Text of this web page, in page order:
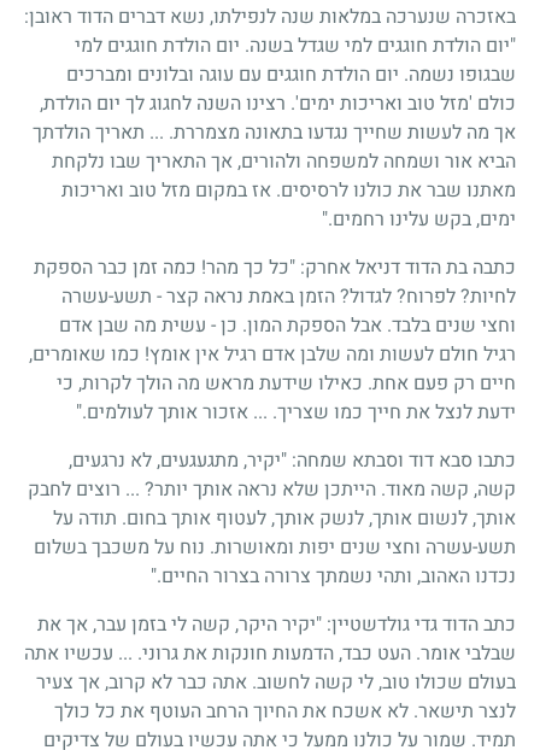
באזכרה שנערכה במלאות שנה לנפילתו, נשא דברים הדוד ראובן:
"יום הולדת חוגגים למי שגדל בשנה. יום הולדת חוגגים למי
שבגופו נשמה. יום הולדת חוגגים עם עוגה ובלונים ומברכים
כולם 'מזל טוב ואריכות ימים'. רצינו השנה לחגוג לך יום הולדת,
אך מה לעשות שחייך נגדעו בתאונה מצמררת. ... תאריך הולדתך
הביא אור ושמחה למשפחה ולהורים, אך התאריך שבו נלקחת
מאתנו שבר את כולנו לרסיסים. אז במקום מזל טוב ואריכות
ימים, בקש עלינו רחמים."
כתבה בת הדוד דניאל אחרק: "כל כך מהר! כמה זמן כבר הספקת
לחיות? לפרוח? לגדול? הזמן באמת נראה קצר - תשע-עשרה
וחצי שנים בלבד. אבל הספקת המון. כן - עשית מה שבן אדם
רגיל חולם לעשות ומה שלבן אדם רגיל אין אומץ! כמו שאומרים,
חיים רק פעם אחת. כאילו שידעת מראש מה הולך לקרות, כי
ידעת לנצל את חייך כמו שצריך. ... אזכור אותך לעולמים."
כתבו סבא דוד וסבתא שמחה: "יקיר, מתגעגעים, לא נרגעים,
קשה, קשה מאוד. הייתכן שלא נראה אותך יותר? ... רוצים לחבק
אותך, לנשום אותך, לנשק אותך, לעטוף אותך בחום. תודה על
תשע-עשרה וחצי שנים יפות ומאושרות. נוח על משכבך בשלום
נכדנו האהוב, ותהי נשמתך צרורה בצרור החיים."
כתב הדוד גדי גולדשטיין: "יקיר היקר, קשה לי בזמן עבר, אך את
שבלבי אומר. העט כבד, הדמעות חונקות את גרוני. ... עכשיו אתה
בעולם שכולו טוב, לי קשה לחשוב. אתה כבר לא קרוב, אך צעיר
לנצר תישאר. לא אשכח את החיוך הרחב העוטף את כל כולך
תמיד. שמור על כולנו ממעל כי אתה עכשיו בעולם של צדיקים